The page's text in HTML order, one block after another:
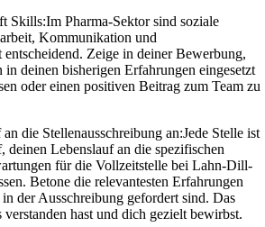
Skills:Im Pharma-Sektor sind soziale
Kommunikation und
Zeige in deiner Bewerbung,
deinen bisherigen Erfahrungen eingesetzt
oder einen positiven Beitrag zum Team zu
die Stellenausschreibung an:Jede Stelle ist
deinen Lebenslauf an die spezifischen
für die Vollzeitstelle bei Lahn-Dill-
Betone die relevantesten Erfahrungen
der Ausschreibung gefordert sind. Das
hast und dich gezielt bewirbst.